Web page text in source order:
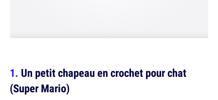
Un petit chapeau en crochet pour chat
(Super Mario)